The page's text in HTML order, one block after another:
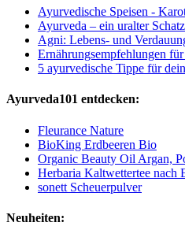
Ayurvedische Speisen -
Ayurveda – ein uralter
Agni: Lebens- und
Ernährungsempfehlungen
5 ayurvedische Tippe für
Ayurveda101 entdecken:
Fleurance Nature
BioKing Erdbeeren Bio
Organic Beauty Oil Argan,
Herbaria Kaltwettertee nach
sonett Scheuerpulver
Neuheiten: